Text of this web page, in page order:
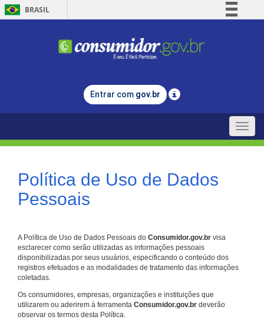
BRASIL
Comunica BR
Legislação
Entrar com gov.br
Toggle
Política de Uso de Dados
Pessoais
A Política de Uso de Dados Pessoais do Consumidor.gov.br visa
esclarecer como serão utilizadas as informações pessoais
disponibilizadas por seus usuários, especificando o conteúdo dos
registros efetuados e as modalidades de tratamento das informações
coletadas.
Os consumidores, empresas, organizações e instituições que
utilizarem ou aderirem à ferramenta Consumidor.gov.br deverão
observar os termos desta Política.